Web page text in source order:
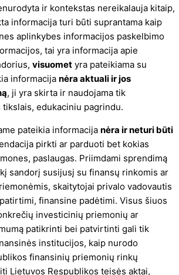
kad sentimentai ne tokie ir
įrašo praėjo trys mėnesiai,
kartų galvojau, kad reikėtų
Bet nei karto neprisėdau,
metus rašau gerokai
Iš visų mano publikacijų
Investuok žurnalas. Nors ir į tą
Nebėra laiko ir
ir fokusas visiškai kitur.
reikia valdymo įmonei ir
Vis dažniau atsiranda idėjų
naujų verslų. Socialinių veiklų
pasikeitė į dalykų darymą,
Laisvalaikį vis labiau noriu
o ne laiką papildomoms
ir kontekstas nereikalauja kitaip,
informacija turi būti suprantama kaip
aplinkybes informacijos paskelbimo
tai yra informacija apie
visuomet yra pateikiama su
informacijanėra aktuali ir jos
, ji yra skirta ir naudojama tik
tikslais, edukaciniu pagrindu.
pateikia informacijanėra ir neturi būti
pirkti ar parduoti bet kokias
paslaugas. Priimdami sprendimą
sandorį susijusį su finansų rinkomis ar
skaitytojai privalo vadovautis
finansine padėtimi. Visus šiuos
investicinių priemonių ar
patikrinti bei patvirtinti gali tik
institucijos, kaip nurodo
finansinių priemonių rinkų
Lietuvos Respublikos teisės aktai,